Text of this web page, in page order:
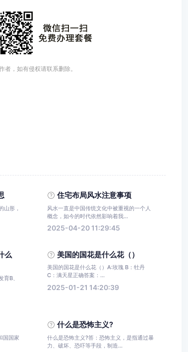
，如有侵权请联系删除。
山形，
住宅布局风水注意事项
风水一直是中国传统文化中被重视的一个人
概念，如今的时代依然影响着我...
2025-04-20 11:29:45
么
B、
美国的国花是什么花（）
美国的国花是什么花（）A:玫瑰 B：牡丹
C：满天星正确答案：...
2025-01-21 14:20:39
国国家
什么是恐怖主义?
什么是恐怖主义?答：恐怖主义，是指通过暴
力、破坏、恐吓等手段，制造...